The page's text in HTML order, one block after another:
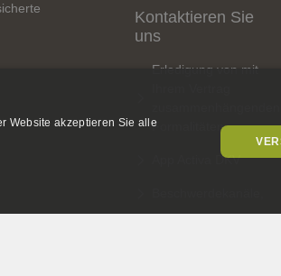
Kontaktieren Sie
uns
Erledigung von mit
Formalitäten
App Activa DKV
Website akzeptieren Sie alle